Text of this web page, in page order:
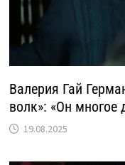
Валерия Гай
волк»: «Он многое
19.08.2025